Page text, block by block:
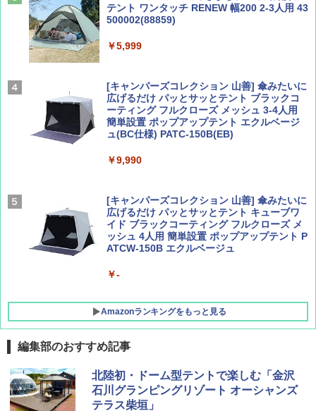
AIRLINE（エアライン）2026年9月号【特
集】ボーイング110周年を祝して！
￥1,760
ァキア 2026～2027 地球の歩き方A ヨーロッ
￥2,277
新しい日本地理 地図・統計・移動から読み
解く (講談社現代新書)
￥1,540
テント ワンタッチ RENEW 幅200 2-3人用 43
500002(88859)
￥5,999
[キャンパーズコレクション 山善] 傘みたいに
広げるだけ パッとサッとテント ブラックコ
ーティング フルクローズ メッシュ 3-4人用
簡単設置 ポップアップテント エクルベージ
ュ(BC仕様) PATC-150B(EB)
￥9,990
[キャンパーズコレクション 山善] 傘みたいに
広げるだけ パッとサッとテント キューブワ
イド ブラックコーティング フルクローズ メ
ッシュ 4人用 簡単設置 ポップアップテント P
ATCW-150B エクルベージュ
￥-
Amazonランキングをもっと見る
熊撃退スプレー 熊よけスプレー 熊スプレー
【日本企業販売】超強力クマ対策スプレー 30
0ml（連続噴射30秒）110ml（連続噴射15
秒）射程5～10m 安全ロック搭載 携帯収納袋
編集部のおすすめ記事
北陸初・ドーム型テントで楽しむ「金沢
石川グランピングリゾート オーシャンズ
テラス柴垣」